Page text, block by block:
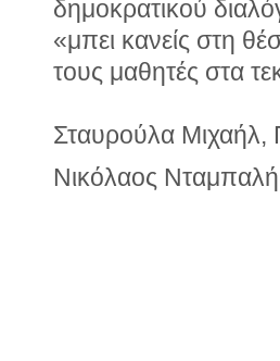
δημοκρατικού
«μπει κανείς στη
τους μαθητές στα
Σταυρούλα
Νικόλαος